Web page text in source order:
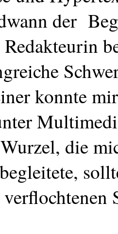
der
konnte
die
verflochtenen